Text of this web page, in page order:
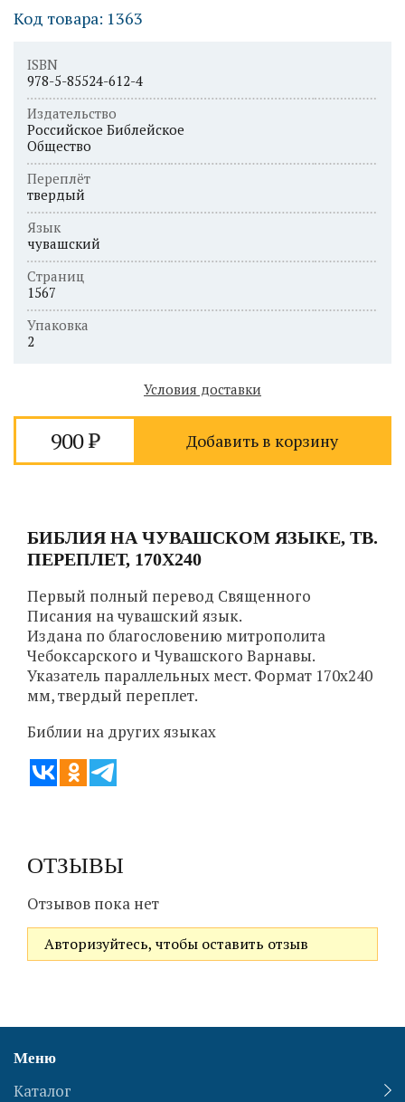
Код товара: 1363
ISBN
978-5-85524-612-4
Издательство
Российское Библейское
Общество
Переплёт
твердый
Язык
чувашский
Страниц
1567
Упаковка
2
Условия доставки
900 Добавить в корзину
БИБЛИЯ НА ЧУВАШСКОМ ЯЗЫКЕ, ТВ.
ПЕРЕПЛЕТ, 170Х240
Первый полный перевод Священного
Писания на чувашский язык.
Издана по благословению митрополита
Чебоксарского и Чувашского Варнавы.
Указатель параллельных мест. Формат 170х240
мм, твердый переплет.
Библии на других языках
ОТЗЫВЫ
Отзывов пока нет
Авторизуйтесь, чтобы оставить отзыв
Меню
Каталог